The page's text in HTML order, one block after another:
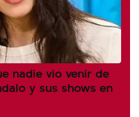
nadie vio venir de
y sus shows en